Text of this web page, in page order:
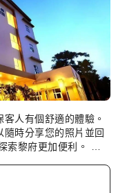
人有個舒適的體驗。
時分享您的照片並回
索黎府更加便利。 客
務。 如需搜尋城市熱
以進行預訂。借助黎